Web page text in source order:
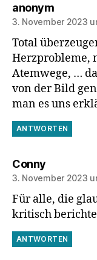
anonymsagt:
3. November 2023
Total
Herzprobleme,
Atemwege, …
von der Bild
man es uns
ANTWORTEN
Connysagt:
3. November 2023
Für alle, die
kritisch
ANTWORTEN